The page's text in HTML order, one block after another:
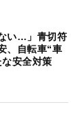
い…」青切符
、自転車“車
安全対策